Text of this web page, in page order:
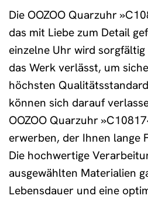
Die OOZOO Quarzuhr
das mit Liebe zum Detail
einzelne Uhr wird
das Werk verlässt, um
höchsten
können sich darauf
OOZOO Quarzuhr
erwerben, der Ihnen lange
Die hochwertige
ausgewählten Materialien
Lebensdauer und eine